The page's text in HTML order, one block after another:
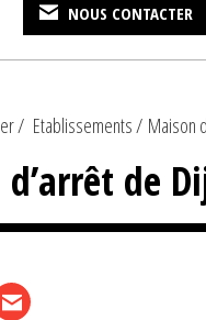
NOUS CONTACTER
Etablissements Maison
de